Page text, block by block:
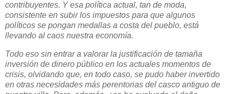
contribuyentes. Y esa política actual, tan de moda,
consistente en subir los impuestos para que algunos
políticos se pongan medallas a costa del pueblo, está
llevando al caos nuestra economía.
Todo eso sin entrar a valorar la justificación de tamaña
inversión de dinero público en los actuales momentos de
crisis, olvidando que, en todo caso, se pudo haber invertido
en otras necesidades más perentorias del casco antiguo de